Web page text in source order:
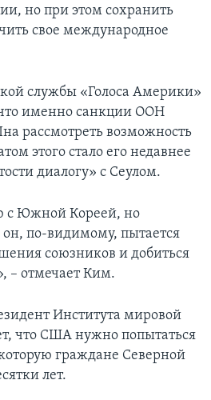
но при этом сохранить
свое международное
службы «Голоса Америки»
именно санкции ООН
рассмотреть возможность
этого стало его недавнее
диалогу» с Сеулом.
с Южной Кореей, но
по-видимому, пытается
союзников и добиться
– отмечает Ким.
Института мировой
что США нужно попытаться
граждане Северной
лет.